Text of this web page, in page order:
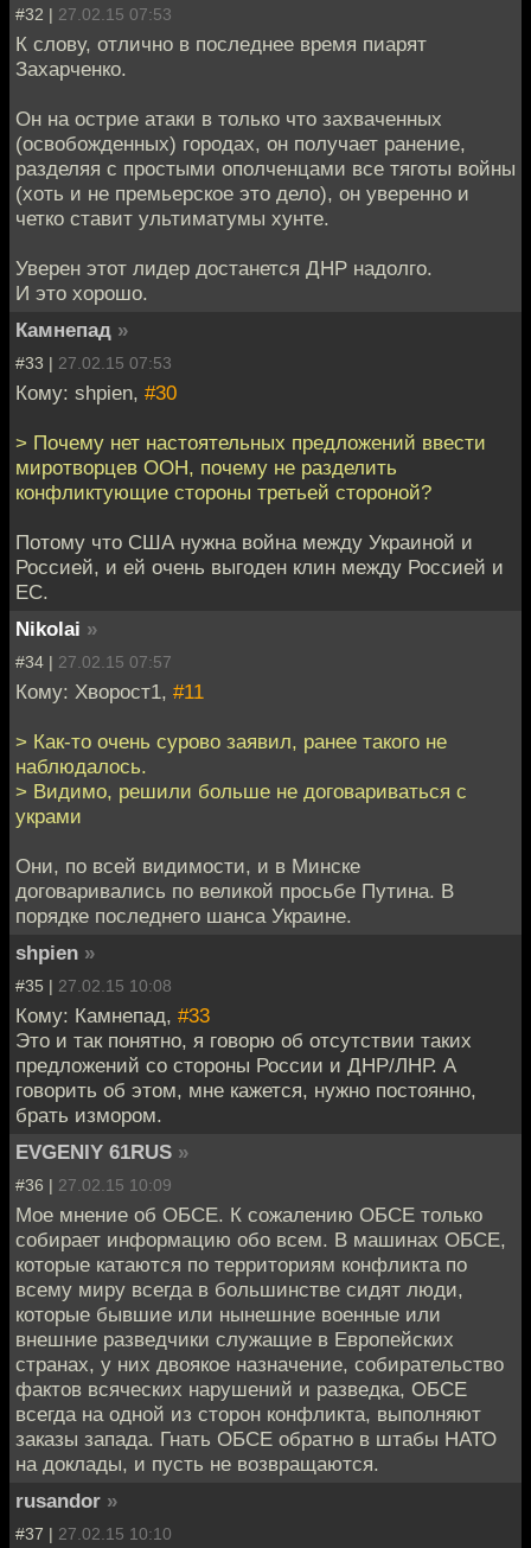
#32 | 27.02.15 07:53
К слову, отлично в последнее время пиарят
Захарченко.
Он на острие атаки в только что захваченных
(освобожденных) городах, он получает ранение,
разделяя с простыми ополченцами все тяготы войны
(хоть и не премьерское это дело), он уверенно и
четко ставит ультиматумы хунте.
Уверен этот лидер достанется ДНР надолго.
И это хорошо.
Камнепад »
#33 | 27.02.15 07:53
Кому: shpien, #30
> Почему нет настоятельных предложений ввести
миротворцев ООН, почему не разделить
конфликтующие стороны третьей стороной?
Потому что США нужна война между Украиной и
Россией, и ей очень выгоден клин между Россией и
ЕС.
Nikolai »
#34 | 27.02.15 07:57
Кому: Хворост1, #11
> Как-то очень сурово заявил, ранее такого не
наблюдалось.
> Видимо, решили больше не договариваться с
украми
Они, по всей видимости, и в Минске
договаривались по великой просьбе Путина. В
порядке последнего шанса Украине.
shpien »
#35 | 27.02.15 10:08
Кому: Камнепад, #33
Это и так понятно, я говорю об отсутствии таких
предложений со стороны России и ДНР/ЛНР. А
говорить об этом, мне кажется, нужно постоянно,
брать измором.
EVGENIY 61RUS »
#36 | 27.02.15 10:09
Мое мнение об ОБСЕ. К сожалению ОБСЕ только
собирает информацию обо всем. В машинах ОБСЕ,
которые катаются по территориям конфликта по
всему миру всегда в большинстве сидят люди,
которые бывшие или нынешние военные или
внешние разведчики служащие в Европейских
странах, у них двоякое назначение, собирательство
фактов всяческих нарушений и разведка, ОБСЕ
всегда на одной из сторон конфликта, выполняют
заказы запада. Гнать ОБСЕ обратно в штабы НАТО
на доклады, и пусть не возвращаются.
rusandor »
#37 | 27.02.15 10:10